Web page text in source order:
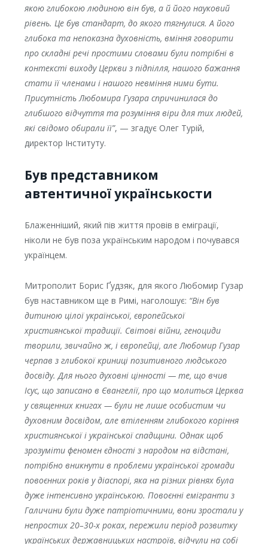
якою глибокою людиною він був, а й його науковий
рівень. Це був стандарт, до якого тягнулися. А його
глибока та непоказна духовність, вміння говорити
про складні речі простими словами були потрібні в
контексті виходу Церкви з підпілля, нашого бажання
стати її членами і нашого невміння ними бути.
Присутність Любомира Гузара спричинилася до
глибшого відчуття та розуміння віри для тих людей,
які свідомо обирали її”, — згадує Олег Турій,
директор Інституту.
Був представником
автентичної українськости
Блаженніший, який пів життя провів в еміграції,
ніколи не був поза українським народом і почувався
українцем.
Митрополит Борис Ґудзяк, для якого Любомир Гузар
був наставником ще в Римі, наголошує: “Він був
дитиною цілої української, європейської
християнської традиції. Світові війни, геноциди
творили, звичайно ж, і європейці, але Любомир Гузар
черпав з глибокої криниці позитивного людського
досвіду. Для нього духовні цінності — те, що вчив
Ісус, що записано в Євангелії, про що молиться Церква
у священних книгах — були не лише особистим чи
духовним досвідом, але втіленням глибокого коріння
християнської і української спадщини. Однак щоб
зрозуміти феномен єдності з народом на відстані,
потрібно вникнути в проблеми української громади
повоєнних років у діаспорі, яка на різних рівнях була
дуже інтенсивно українською. Повоєнні емігранти з
Галичини були дуже патріотичними, вони зростали у
непростих 20–30-х роках, пережили період розвитку
українських державницьких настроїв, відчули на собі